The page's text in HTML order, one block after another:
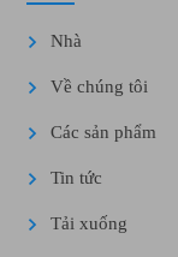
Nhà
Về chúng tôi
Các sản phẩm
Tin tức
Tải xuống